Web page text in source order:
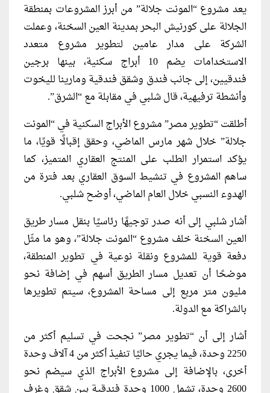
يعد مشروع “المونت جلالة” من أبرز المشروعات بمنطقة
الجلالة على كورنيش البحر بمدينة العين السخنة، وعملت
الشركة على مدار عامين لتطوير مشروع متعدد
الاستخدامات يضم 10 أبراج سكنية، بينها برجين
فندقيين، إلى جانب فندق وشقق فندقية ومارينا لليخوت
وأنشطة ترفيهية، قال شلبي في مقابلة مع “الشرق”.
أطلقت “تطوير مصر” مشروع الأبراج السكنية في “المونت
جلالة” خلال شهر مارس الماضي، وحقق إقبالًا قويًا، ما
يؤكد استمرار الطلب على المنتج العقاري المتميز، كما
ساهم المشروع في تنشيط السوق العقاري بعد فترة من
الهدوء النسبي خلال العام الماضي، أوضح شلبي.
أشار شلبي إلى أنه صدر توجيهًا رئاسيًا بنقل مسار طريق
العين السخنة خلف مشروع “المونت جلالة”، وهو ما مثّل
دفعة قوية للمشروع ونقلة نوعية في تطوير المنطقة،
موضحًا أن تعديل مسار الطريق أسهم في إضافة نحو
مليون متر مربع إلى مساحة المشروع، سيتم تطويرها
بالشراكة مع الدولة.
أشار إلى أن “تطوير مصر” نجحت في تسليم أكثر من
2250 وحدة، فيما يجري حاليًا تنفيذ أكثر من 4 آلاف وحدة
أخرى، بالإضافة إلى مشروع الأبراج الذي سيضم نحو